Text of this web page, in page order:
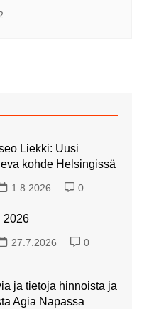
Liekki: Uusi
kohde Helsingissä
1.8.2026 0
2026
27.7.2026 0
ja tietoja hinnoista ja
Agia Napassa